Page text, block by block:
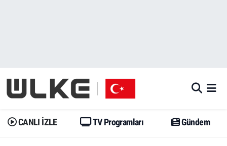
CANLI İZLE TV Programları Gündem
Gündem
Dünya
Gündem
Trend
İstanbul Namaz Vakitleri
Trafik Durumu